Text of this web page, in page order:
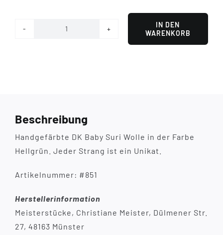
IN DEN
WARENKORB
Beschreibung
Handgefärbte DK Baby Suri Wolle in der Farbe
Hellgrün. Jeder Strang ist ein Unikat.
Artikelnummer: #851
Herstellerinformation
Meisterstücke, Christiane Meister, Dülmener Str.
27, 48163 Münster